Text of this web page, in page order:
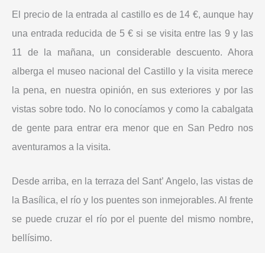
El precio de la entrada al castillo es de 14 €, aunque hay
una entrada reducida de 5 € si se visita entre las 9 y las
11 de la mañana, un considerable descuento. Ahora
alberga el museo nacional del Castillo y la visita merece
la pena, en nuestra opinión, en sus exteriores y por las
vistas sobre todo. No lo conocíamos y como la cabalgata
de gente para entrar era menor que en San Pedro nos
aventuramos a la visita.
Desde arriba, en la terraza del Sant’ Angelo, las vistas de
la Basílica, el río y los puentes son inmejorables. Al frente
se puede cruzar el río por el puente del mismo nombre,
bellísimo.